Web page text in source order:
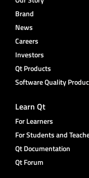
Brand
News
Careers
Investors
Qt Products
Software Quality
Learn Qt
For Learners
For Students and
Qt Documentation
Qt Forum